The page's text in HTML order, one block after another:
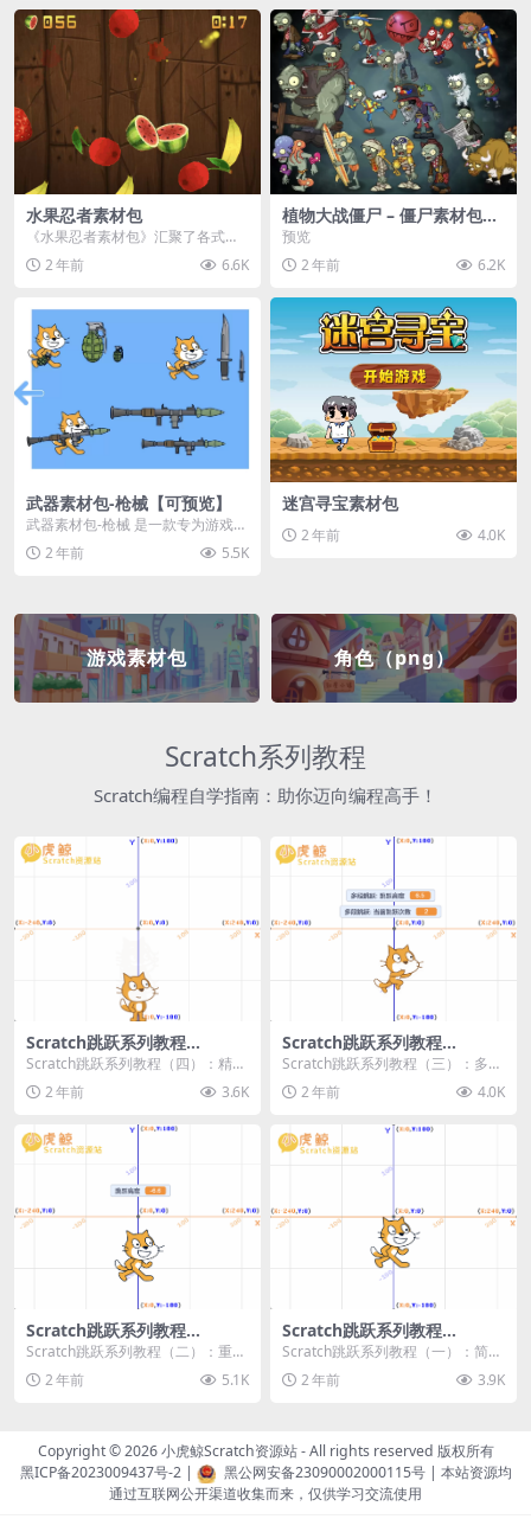
水果忍者素材包
《水果忍者素材包》汇聚了各式鲜
美诱人的水果图像与清脆悦耳的切
割音效，专为追求极致...
2 年前 6.6K
植物大战僵尸 – 僵尸素材包
【可预览】
预览
2 年前
6.2K
武器素材包-枪械【可预览】
武器素材包-枪械 是一款专为游戏开
发者和创作者设计的素材包，包含
多种高质量的枪械...
2 年前 5.5K
迷宫寻宝素材包
2 年前 4.0K
游戏素材包 角色（png）
Scratch系列教程
Scratch编程自学指南：助你迈向编程高手！
Scratch跳跃系列教程
（四）：精准着陆
Scratch跳跃系列教程（四）：精准
着陆 作者：小虎鲸Scratch资源站
... 2 年前 3.6K
Scratch跳跃系列教程
（三）：多段跳跃
Scratch跳跃系列教程（三）：多段
跳跃 作者：小虎鲸Scratch资源站
连...2 年前 4.0K
Scratch跳跃系列教程
（二）：重力跳跃
Scratch跳跃系列教程（二）：重力
跳跃 作者：小虎鲸Scratch资源站
按...2 年前 5.1K
Scratch跳跃系列教程
（一）：简单跳跃
Scratch跳跃系列教程（一）：简单
跳跃 作者：小虎鲸Scratch资源站
按...2 年前 3.9K
Copyright © 2026小虎鲸Scratch资源站- All rights reserved 版权所有
黑ICP备2023009437号-2| 黑公网安备23090002000115号| 本站资源均
通过互联网公开渠道收集而来，仅供学习交流使用